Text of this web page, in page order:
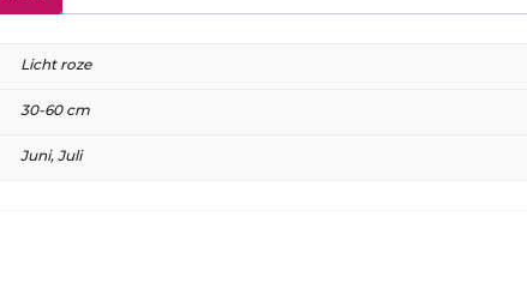
Licht roze
30-60 cm
Juni, Juli